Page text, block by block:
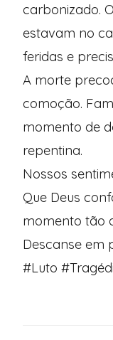
carbonizado.
estavam no
feridas e
A morte
comoção.
momento de
repentina.
Nossos
Que Deus
momento tão
Descanse em
#Luto